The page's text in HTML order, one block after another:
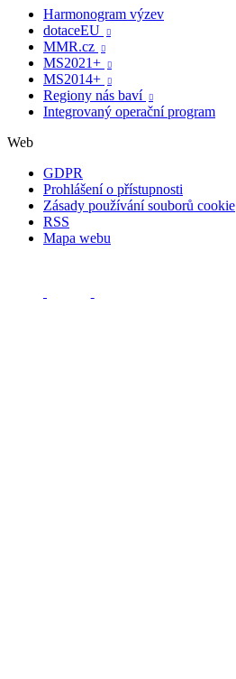
Harmonogram výzev
dotaceEU

MMR.cz 
MS2021+ 
MS2014+ 
Regiony nás baví 
Integrovaný operační program
Web
GDPR
Prohlášení o přístupnosti
Zásady používání souborů cookie
RSS
Mapa webu